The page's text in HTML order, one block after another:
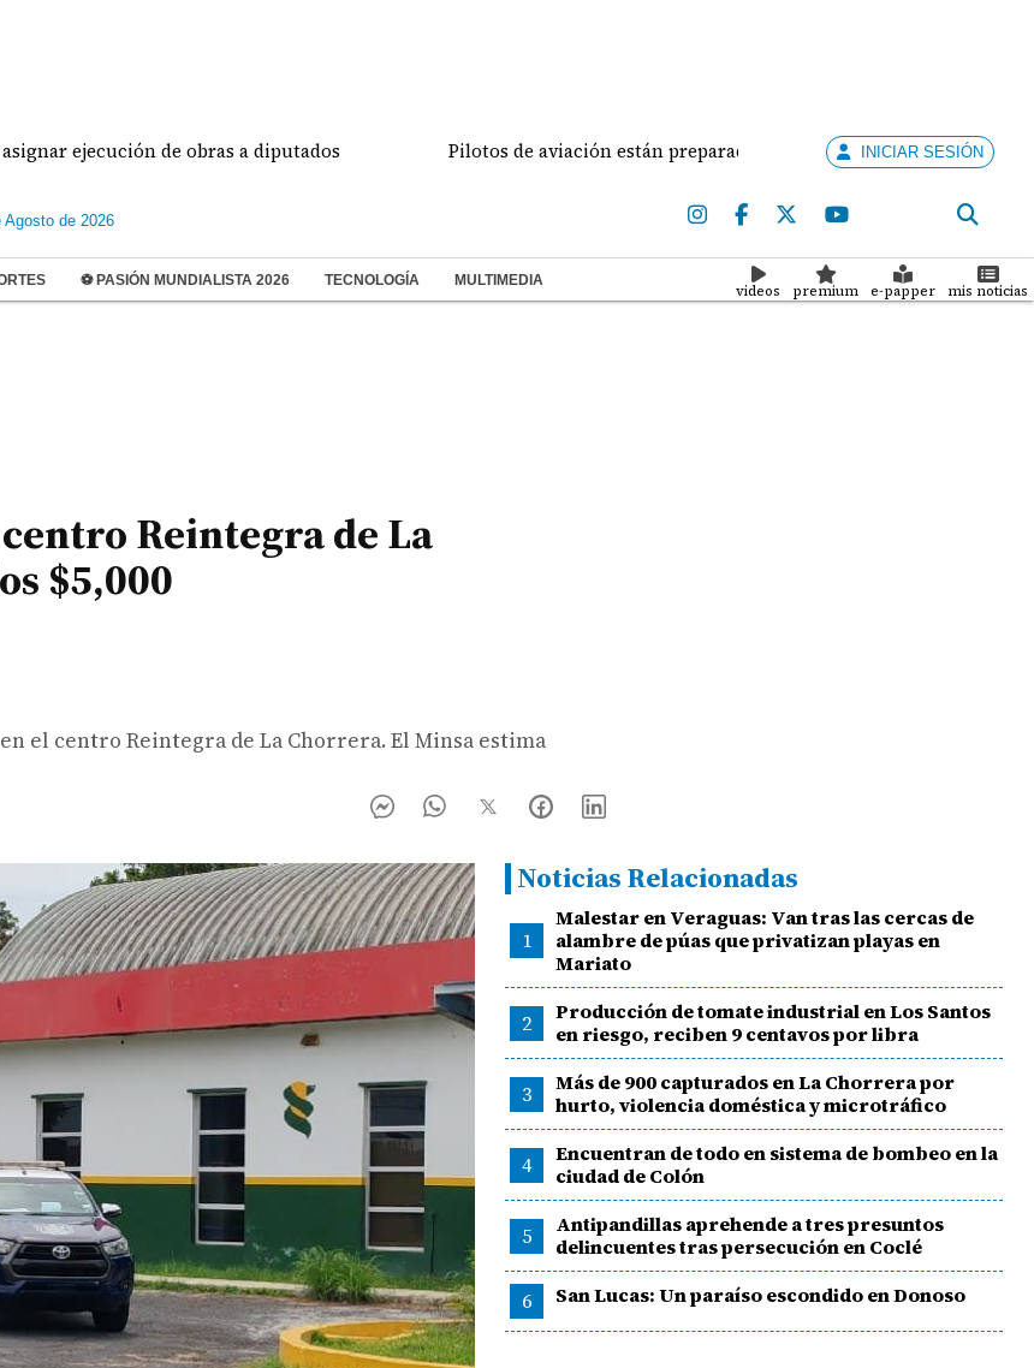
de obras a diputados Pilotos de aviación están preparados para ejercer la docenciaINICIAR SESIÓN
Agosto de 2026
⚽ PASIÓN MUNDIALISTA 2026 TECNOLOGÍA MULTIMEDIA
videos premium e-papper mis noticias
Reintegra de La
$5,000
el centro Reintegra de La Chorrera. El Minsa estima
Noticias Relacionadas
1
Malestar en Veraguas: Van tras las cercas de
alambre de púas que privatizan playas en
Mariato
2
Producción de tomate industrial en Los Santos
en riesgo, reciben 9 centavos por libra
3
Más de 900 capturados en La Chorrera por
hurto, violencia doméstica y microtráfico
4
Encuentran de todo en sistema de bombeo en la
ciudad de Colón
5
Antipandillas aprehende a tres presuntos
delincuentes tras persecución en Coclé
6 San Lucas: Un paraíso escondido en Donoso